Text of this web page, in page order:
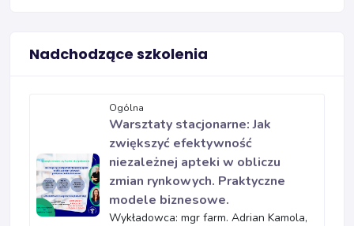
Nadchodzące szkolenia
Ogólna
Warsztaty stacjonarne: Jak
zwiększyć efektywność
niezależnej apteki w obliczu
zmian rynkowych. Praktyczne
modele biznesowe.
Wykładowca: mgr farm. Adrian Kamola,